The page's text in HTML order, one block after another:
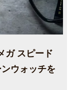
ガ スピード
ウォッチを